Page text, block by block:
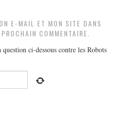
E-MAIL ET MON SITE DANS
COMMENTAIRE.
ci-dessous contre les Robots